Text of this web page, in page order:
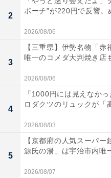
2
ポーチ”が220円で反響。
2026/08/06
3
【三重県】伊勢名物「赤
唯一のコメダ大判焼き店
2026/08/06
4
「1000円には見えなか
ロダクツのリュックが「
2026/08/03
5
【京都府の人気スーパ
源氏の湯」は宇治市内唯
2026/08/07